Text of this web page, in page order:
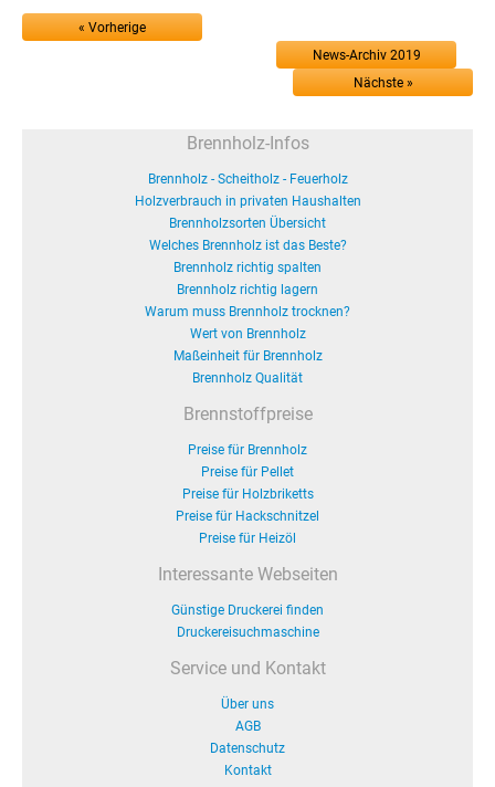
« Vorherige
News-Archiv 2019
Nächste »
Brennholz-Infos
Brennholz - Scheitholz - Feuerholz
Holzverbrauch in privaten Haushalten
Brennholzsorten Übersicht
Welches Brennholz ist das Beste?
Brennholz richtig spalten
Brennholz richtig lagern
Warum muss Brennholz trocknen?
Wert von Brennholz
Maßeinheit für Brennholz
Brennholz Qualität
Brennstoffpreise
Preise für Brennholz
Preise für Pellet
Preise für Holzbriketts
Preise für Hackschnitzel
Preise für Heizöl
Interessante Webseiten
Günstige Druckerei finden
Druckereisuchmaschine
Service und Kontakt
Über uns
AGB
Datenschutz
Kontakt